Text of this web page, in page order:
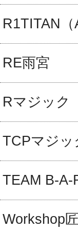
R1TITAN（
RE雨宮
Rマジック
TCPマジッ
TEAM B-A-
Workshop